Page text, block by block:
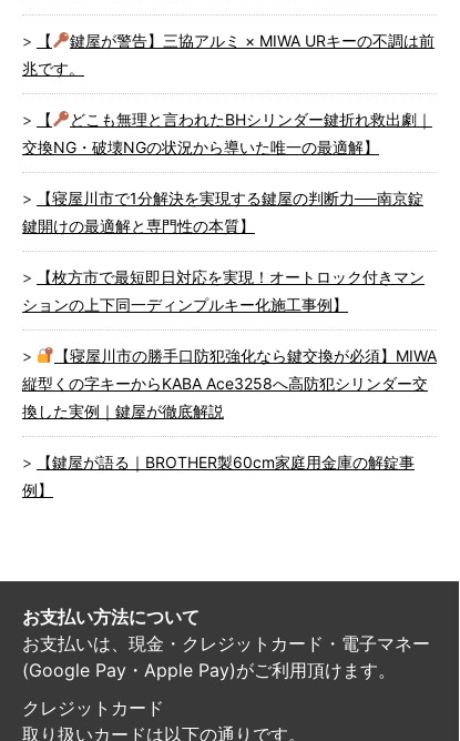
【
鍵屋が警告】三協アルミ × MIWA URキーの不調は前
兆です。
【
どこも無理と言われたBHシリンダー鍵折れ救出劇｜
交換NG・破壊NGの状況から導いた唯一の最適解】
【寝屋川市で1分解決を実現する鍵屋の判断力──南京錠
鍵開けの最適解と専門性の本質】
【枚方市で最短即日対応を実現！オートロック付きマン
ションの上下同一ディンプルキー化施工事例】
【寝屋川市の勝手口防犯強化なら鍵交換が必須】MIWA
縦型くの字キーからKABA Ace3258へ高防犯シリンダー交
換した実例｜鍵屋が徹底解説
【鍵屋が語る｜BROTHER製60cm家庭用金庫の解錠事
例】
お支払い方法について
お支払いは、現金・クレジットカード・電子マネー
(Google Pay・Apple Pay)がご利用頂けます。
クレジットカード
取り扱いカードは以下の通りです。